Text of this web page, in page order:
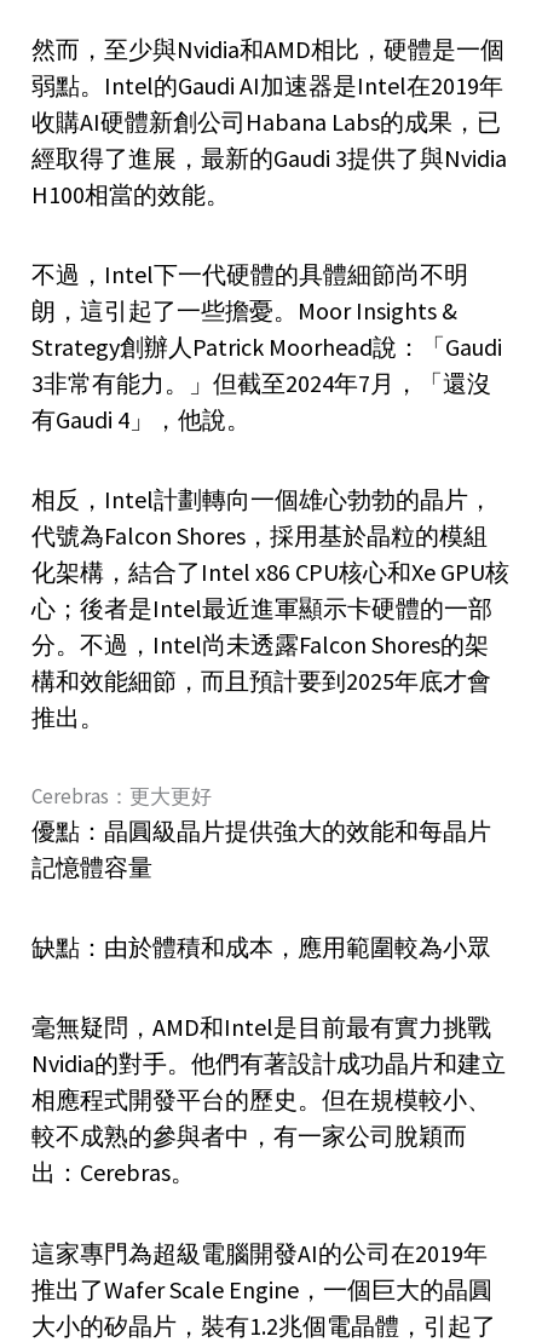
然而，至少與Nvidia和AMD相比，硬體是一個
弱點。Intel的Gaudi AI加速器是Intel在2019年
收購AI硬體新創公司Habana Labs的成果，已
經取得了進展，最新的Gaudi 3提供了與Nvidia
H100相當的效能。
不過，Intel下一代硬體的具體細節尚不明
朗，這引起了一些擔憂。Moor Insights &
Strategy創辦人Patrick Moorhead說：「Gaudi
3非常有能力。」但截至2024年7月，「還沒
有Gaudi 4」，他說。
相反，Intel計劃轉向一個雄心勃勃的晶片，
代號為Falcon Shores，採用基於晶粒的模組
化架構，結合了Intel x86 CPU核心和Xe GPU核
心；後者是Intel最近進軍顯示卡硬體的一部
分。不過，Intel尚未透露Falcon Shores的架
構和效能細節，而且預計要到2025年底才會
推出。
Cerebras：更大更好
優點：晶圓級晶片提供強大的效能和每晶片
記憶體容量
缺點：由於體積和成本，應用範圍較為小眾
毫無疑問，AMD和Intel是目前最有實力挑戰
Nvidia的對手。他們有著設計成功晶片和建立
相應程式開發平台的歷史。但在規模較小、
較不成熟的參與者中，有一家公司脫穎而
出：Cerebras。
這家專門為超級電腦開發AI的公司在2019年
推出了Wafer Scale Engine，一個巨大的晶圓
大小的矽晶片，裝有1.2兆個電晶體，引起了